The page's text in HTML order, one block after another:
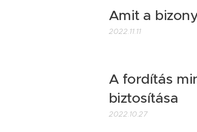
Amit a
2022.11.11
A fordítás
biztosítása
2022.10.27